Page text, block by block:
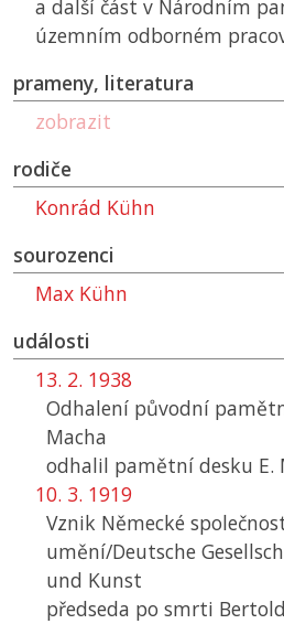
a další část v Národním
územním odborném
prameny, literatura
zobrazit
rodiče
Konrád Kühn
sourozenci
Max Kühn
události
13. 2. 1938
Odhalení původní
Macha
odhalil pamětní desku E.
10. 3. 1919
Vznik Německé
umění/Deutsche
und Kunst
předseda po smrti